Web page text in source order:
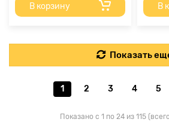
В корзину В
Показать
1 2 3 4 5
Показано с 1 по 24 из 115